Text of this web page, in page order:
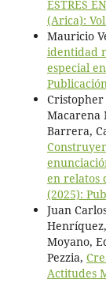
ESTRÉS
(Arica):
Mauricio
identidad
especial
Cristopher
Macarena
Barrera,
en relatos
(2025):
Juan
Moyano,
Pezzia,
Actitudes